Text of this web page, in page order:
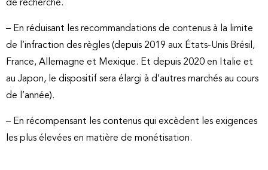
de recherche.
– En réduisant les recommandations de contenus à la limite
de l’infraction des règles (depuis 2019 aux États-Unis Brésil,
France, Allemagne et Mexique. Et depuis 2020 en Italie et
au Japon, le dispositif sera élargi à d’autres marchés au cours
de l’année).
– En récompensant les contenus qui excèdent les exigences
les plus élevées en matière de monétisation.